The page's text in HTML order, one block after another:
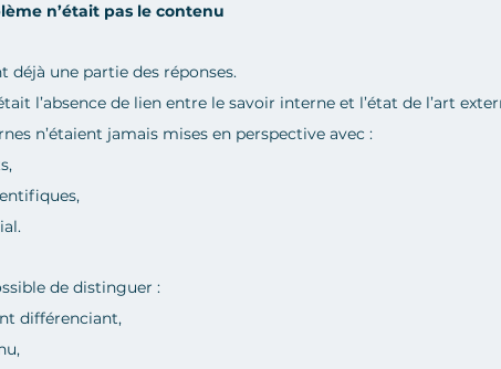
n’était pas le contenu
déjà une partie des réponses.
l’absence de lien entre le savoir interne et l’état de l’art
n’étaient jamais mises en perspective avec :
de distinguer :
différenciant,